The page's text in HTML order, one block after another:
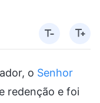
o Senhor
redenção e foi